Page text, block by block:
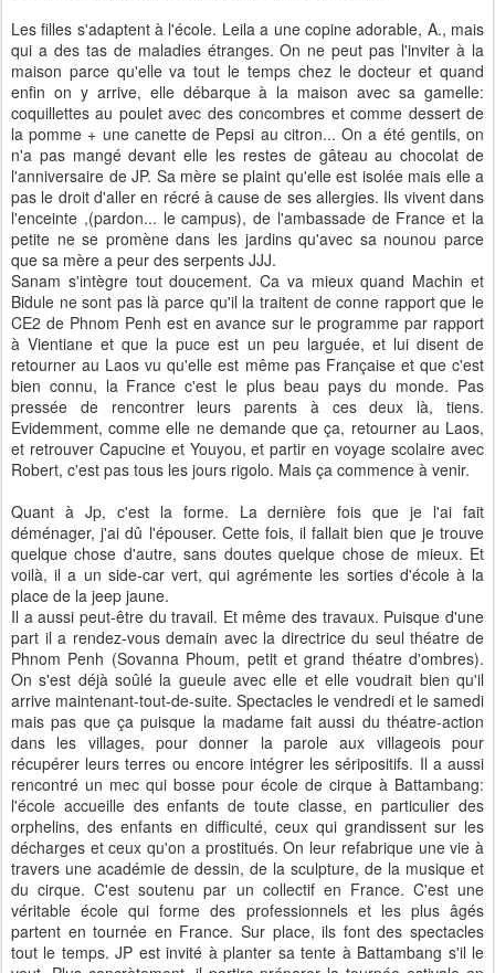
Les filles s'adaptent à l'école. Leila a une copine adorable, A., mais
qui a des tas de maladies étranges. On ne peut pas l'inviter à la
maison parce qu'elle va tout le temps chez le docteur et quand
enfin on y arrive, elle débarque à la maison avec sa gamelle:
coquillettes au poulet avec des concombres et comme dessert de
la pomme + une canette de Pepsi au citron... On a été gentils, on
n'a pas mangé devant elle les restes de gâteau au chocolat de
l'anniversaire de JP. Sa mère se plaint qu'elle est isolée mais elle a
pas le droit d'aller en récré à cause de ses allergies. Ils vivent dans
l'enceinte ,(pardon... le campus), de l'ambassade de France et la
petite ne se promène dans les jardins qu'avec sa nounou parce
que sa mère a peur des serpents JJJ.
Sanam s'intègre tout doucement. Ca va mieux quand Machin et
Bidule ne sont pas là parce qu'il la traitent de conne rapport que le
CE2 de Phnom Penh est en avance sur le programme par rapport
à Vientiane et que la puce est un peu larguée, et lui disent de
retourner au Laos vu qu'elle est même pas Française et que c'est
bien connu, la France c'est le plus beau pays du monde. Pas
pressée de rencontrer leurs parents à ces deux là, tiens.
Evidemment, comme elle ne demande que ça, retourner au Laos,
et retrouver Capucine et Youyou, et partir en voyage scolaire avec
Robert, c'est pas tous les jours rigolo. Mais ça commence à venir.
Quant à Jp, c'est la forme. La dernière fois que je l'ai fait
déménager, j'ai dû l'épouser. Cette fois, il fallait bien que je trouve
quelque chose d'autre, sans doutes quelque chose de mieux. Et
voilà, il a un side-car vert, qui agrémente les sorties d'école à la
place de la jeep jaune.
Il a aussi peut-être du travail. Et même des travaux. Puisque d'une
part il a rendez-vous demain avec la directrice du seul théatre de
Phnom Penh (Sovanna Phoum, petit et grand théatre d'ombres).
On s'est déjà soûlé la gueule avec elle et elle voudrait bien qu'il
arrive maintenant-tout-de-suite. Spectacles le vendredi et le samedi
mais pas que ça puisque la madame fait aussi du théatre-action
dans les villages, pour donner la parole aux villageois pour
récupérer leurs terres ou encore intégrer les séripositifs. Il a aussi
rencontré un mec qui bosse pour école de cirque à Battambang:
l'école accueille des enfants de toute classe, en particulier des
orphelins, des enfants en difficulté, ceux qui grandissent sur les
décharges et ceux qu'on a prostitués. On leur refabrique une vie à
travers une académie de dessin, de la sculpture, de la musique et
du cirque. C'est soutenu par un collectif en France. C'est une
véritable école qui forme des professionnels et les plus âgés
partent en tournée en France. Sur place, ils font des spectacles
tout le temps. JP est invité à planter sa tente à Battambang s'il le